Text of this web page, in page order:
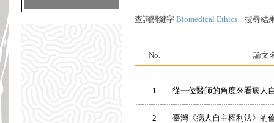
查詢關鍵字 Biomedical Ethics 搜尋結
No. 論文
1 從一位醫師的角度來看病人
2 臺灣《病人自主權利法》的